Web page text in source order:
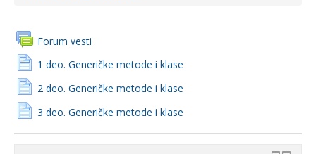
Forum vesti
1 deo. Generičke metode i klase
2 deo. Generičke metode i klase
3 deo. Generičke metode i klase